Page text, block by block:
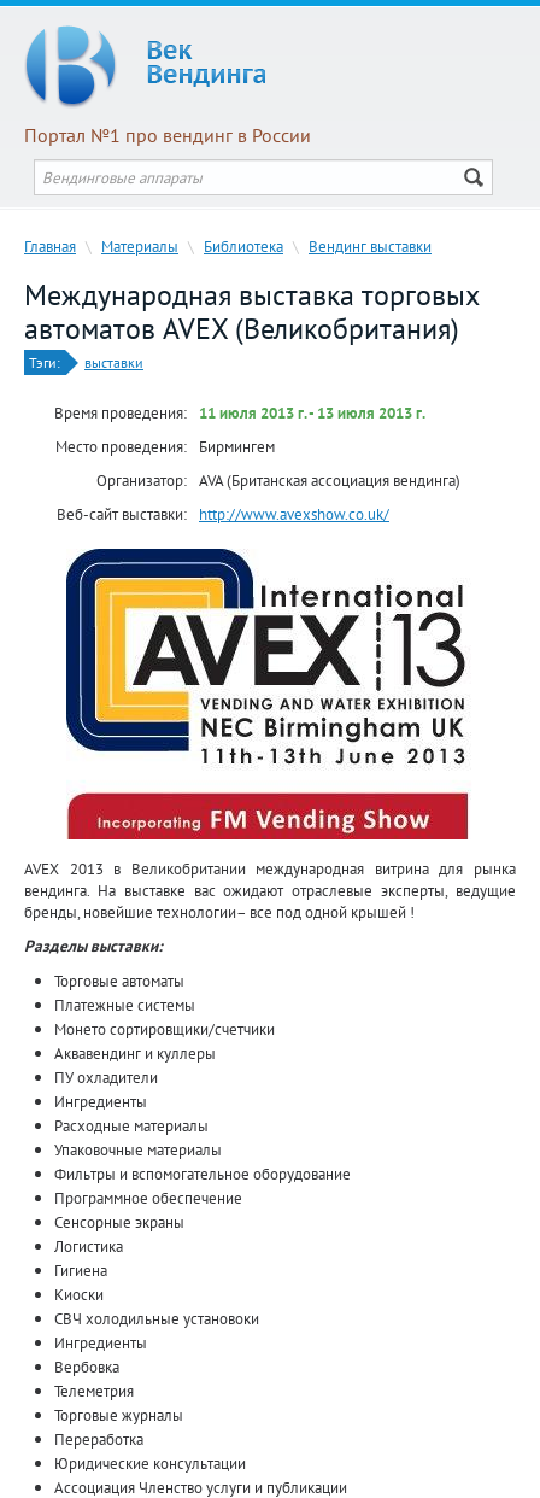
Портал №1 про вендинг в России
Главная \ Материалы \ Библиотека \ Вендинг выставки
Международная выставка торговых
автоматов AVEX (Великобритания)
Тэги: выставки
Время проведения:
11 июля 2013 г. - 13 июля 2013 г.
Место проведения:
Бирмингем
Организатор: AVA (Британская ассоциация вендинга)
Веб-сайт выставки:
http://www.avexshow.co.uk/
AVEX 2013 в Великобритании международная витрина для рынка
вендинга. На выставке вас ожидают отраслевые эксперты, ведущие
бренды, новейшие технологии– все под одной крышей !
Разделы выставки:
Торговые автоматы
Платежные системы
Монето сортировщики/счетчики
Аквавендинг и куллеры
ПУ охладители
Ингредиенты
Расходные материалы
Упаковочные материалы
Фильтры и вспомогательное оборудование
Программное обеспечение
Сенсорные экраны
Логистика
Гигиена
Киоски
СВЧ холодильные установоки
Ингредиенты
Вербовка
Телеметрия
Торговые журналы
Переработка
Юридические консультации
Ассоциация Членство услуги и публикации